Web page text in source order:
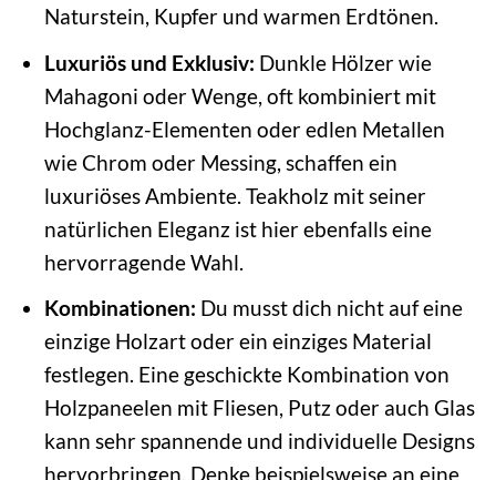
Naturstein, Kupfer und warmen Erdtönen.
Luxuriös und Exklusiv: Dunkle Hölzer wie
Mahagoni oder Wenge, oft kombiniert mit
Hochglanz-Elementen oder edlen Metallen
wie Chrom oder Messing, schaffen ein
luxuriöses Ambiente. Teakholz mit seiner
natürlichen Eleganz ist hier ebenfalls eine
hervorragende Wahl.
Kombinationen: Du musst dich nicht auf eine
einzige Holzart oder ein einziges Material
festlegen. Eine geschickte Kombination von
Holzpaneelen mit Fliesen, Putz oder auch Glas
kann sehr spannende und individuelle Designs
hervorbringen. Denke beispielsweise an eine